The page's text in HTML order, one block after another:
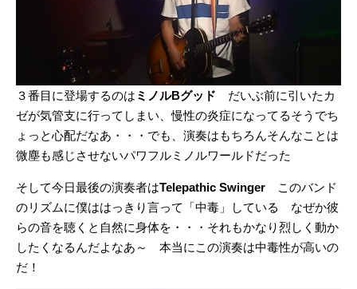
３番目に登場するのは ミノルBグッド だいぶ前に引いたカ
ゼが気管支に行ってしまい、慢性の炎症になってるそうでち
ょっと心配だなあ・・・でも、演奏はもちろんそんなことは
微塵も感じさせないパワフルミノルワールドだった
そして今日最後の演奏者はTelepathic Swinger
このバンド
のリズムに僕ははっきり言って「中毒」している なぜか彼
らの音を聴くと自然に身体を・・・それもかなり烈しく動か
したくなるんだよなあ～ 本当にこの演奏は中毒性が高いの
だ！